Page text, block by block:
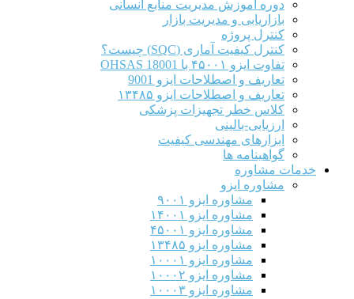
دوره آموزش مدیریت منابع انسانی
بازاریابی و مدیریت بازار
کنترل پروژه
کنترل کیفیت آماری (SQC) چیست؟
تفاوت ایزو ۴۵۰۰۱ با OHSAS 18001
تعاریف و اصطلاحات ایزو 9001
تعاریف و اصطلاحات ایزو ۱۳۴۸۵
کلاس خطر تجهیزات پزشکی
ارزیابی-بالینی
ابزارهای مهندسی کیفیت
گواهینامه ها
خدمات مشاوره
مشاوره ایزو
مشاوره ایزو ۹۰۰۱
مشاوره ایزو ۱۴۰۰۱
مشاوره ایزو ۴۵۰۰۱
مشاوره ایزو ۱۳۴۸۵
مشاوره ایزو ۱۰۰۰۱
مشاوره ایزو ۱۰۰۰۲
مشاوره ایزو ۱۰۰۰۳